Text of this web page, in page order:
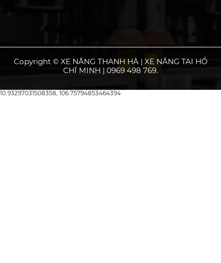
Copyright © XE NÂNG THANH HÀ | XE NÂNG TẠI HỒ
CHÍ MINH | 0969 498 769.
10.93297031508358, 106.75794853464394